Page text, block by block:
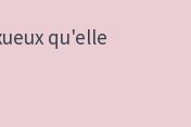
qu'elle